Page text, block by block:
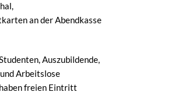
an der Abendkasse
Auszubildende,
Arbeitslose
freien Eintritt